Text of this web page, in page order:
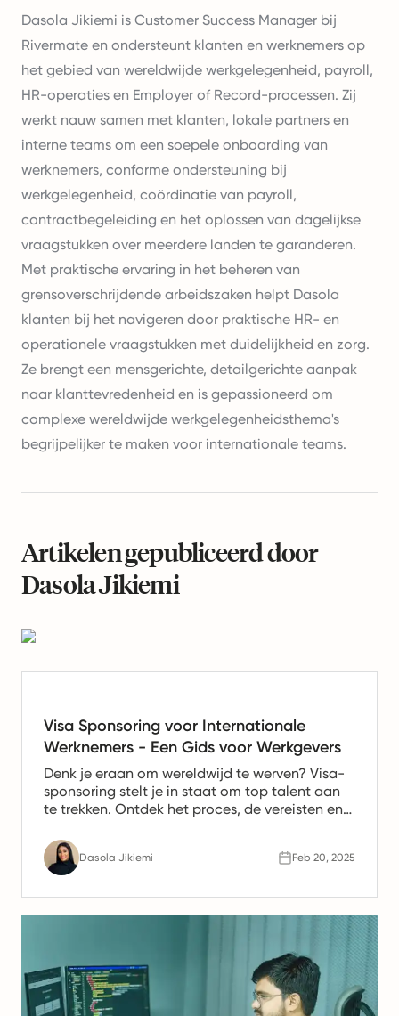
Dasola Jikiemi is Customer Success Manager bij
Rivermate en ondersteunt klanten en werknemers op
het gebied van wereldwijde werkgelegenheid, payroll,
HR-operaties en Employer of Record-processen. Zij
werkt nauw samen met klanten, lokale partners en
interne teams om een soepele onboarding van
werknemers, conforme ondersteuning bij
werkgelegenheid, coördinatie van payroll,
contractbegeleiding en het oplossen van dagelijkse
vraagstukken over meerdere landen te garanderen.
Met praktische ervaring in het beheren van
grensoverschrijdende arbeidszaken helpt Dasola
klanten bij het navigeren door praktische HR- en
operationele vraagstukken met duidelijkheid en zorg.
Ze brengt een mensgerichte, detailgerichte aanpak
naar klanttevredenheid en is gepassioneerd om
complexe wereldwijde werkgelegenheidsthema's
begrijpelijker te maken voor internationale teams.
Artikelen gepubliceerd door
Dasola Jikiemi
Visa Sponsoring voor Internationale
Werknemers - Een Gids voor Werkgevers
Denk je eraan om wereldwijd te werven? Visa-
sponsoring stelt je in staat om top talent aan
te trekken. Ontdek het proces, de vereisten en
Dasola Jikiemi Feb 20, 2025